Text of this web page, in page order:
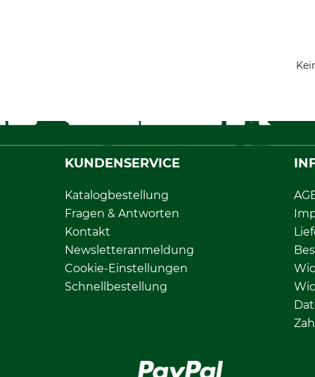
KUNDENSERVICE
Katalogbestellung
Fragen & Antworten
Kontakt
Newsletteranmeldung
Cookie-Einstellungen
Schnellbestellung